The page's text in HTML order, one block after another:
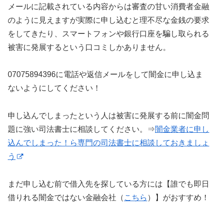
メールに記載されている内容からは審査の甘い消費者金融
のように見えますが実際に申し込むと理不尽な金銭の要求
をしてきたり、スマートフォンや銀行口座を騙し取られる
被害に発展するという口コミしかありません。
07075894396に電話や返信メールをして闇金に申し込ま
ないようにしてください！
申し込んでしまったという人は被害に発展する前に闇金問
題に強い司法書士に相談してください。⇒闇金業者に申し
込んでしまった！ら専門の司法書士に相談しておきましょ
う
まだ申し込む前で借入先を探している方には【誰でも即日
借りれる闇金ではない金融会社（ こちら ）】がおすすめ！